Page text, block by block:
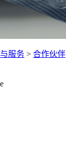
服务 > 合作伙伴